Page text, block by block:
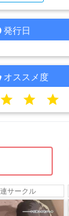
発行日
オススメ度
star star star
サークル